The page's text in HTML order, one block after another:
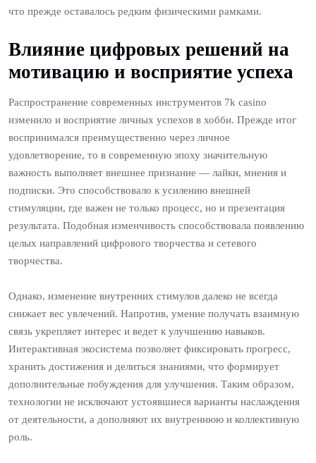
что прежде оставалось редким физическими рамками.
Влияние цифровых решений на
мотивацию и восприятие успеха
Распространение современных инструментов 7k casino
изменило и восприятие личных успехов в хобби. Прежде итог
воспринимался преимущественно через личное
удовлетворение, то в современную эпоху значительную
важность выполняет внешнее признание — лайки, мнения и
подписки. Это способствовало к усилению внешней
стимуляции, где важен не только процесс, но и презентация
результата. Подобная изменчивость способствовала появлению
целых направлений цифрового творчества и сетевого
творчества.
Однако, изменение внутренних стимулов далеко не всегда
снижает вес увлечений. Напротив, умение получать взаимную
связь укрепляет интерес и ведет к улучшению навыков.
Интерактивная экосистема позволяет фиксировать прогресс,
хранить достижения и делиться знаниями, что формирует
дополнительные побуждения для улучшения. Таким образом,
технологии не исключают устоявшиеся варианты наслаждения
от деятельности, а дополняют их внутреннюю и коллективную
роль.